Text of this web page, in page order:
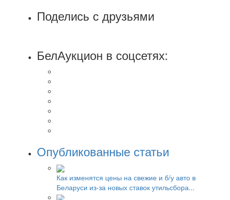
Поделись с друзьями
БелАукцион в соцсетях:
Опубликованные статьи
Как изменятся цены на свежие и б/у авто в
Беларуси из-за новых ставок утильсбора...